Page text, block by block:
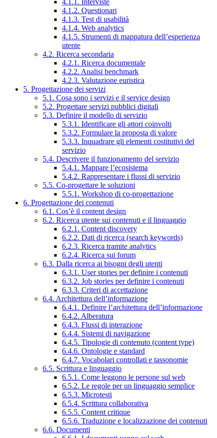
4.1.1. Interviste
4.1.2. Questionari
4.1.3. Test di usabilità
4.1.4. Web analytics
4.1.5. Strumenti di mappatura dell’esperienza
utente
4.2. Ricerca secondaria
4.2.1. Ricerca documentale
4.2.2. Analisi benchmark
4.2.3. Valutazione euristica
5. Progettazione dei servizi
5.1. Cosa sono i servizi e il service design
5.2. Progettare servizi pubblici digitali
5.3. Definire il modello di servizio
5.3.1. Identificare gli attori coinvolti
5.3.2. Formulare la proposta di valore
5.3.3. Inquadrare gli elementi costitutivi del
servizio
5.4. Descrivere il funzionamento del servizio
5.4.1. Mappare l’ecosistema
5.4.2. Rappresentare i flussi di servizio
5.5. Co-progettare le soluzioni
5.5.1. Workshop di co-progettazione
6. Progettazione dei contenuti
6.1. Cos’è il content design
6.2. Ricerca utente sui contenuti e il linguaggio
6.2.1. Content discovery
6.2.2. Dati di ricerca (search keywords)
6.2.3. Ricerca tramite analytics
6.2.4. Ricerca sui forum
6.3. Dalla ricerca ai bisogni degli utenti
6.3.1. User stories per definire i contenuti
6.3.2. Job stories per definire i contenuti
6.3.3. Criteri di accettazione
6.4. Architettura dell’informazione
6.4.1. Definire l’architettura dell’informazione
6.4.2. Alberatura
6.4.3. Flussi di interazione
6.4.4. Sistemi di navigazione
6.4.5. Tipologie di contenuto (content type)
6.4.6. Ontologie e standard
6.4.7. Vocabolari controllati e tassonomie
6.5. Scrittura e linguaggio
6.5.1. Come leggono le persone sul web
6.5.2. Le regole per un linguaggio semplice
6.5.3. Microtesti
6.5.4. Scrittura collaborativa
6.5.5. Content critique
6.5.6. Traduzione e localizzazione dei contenuti
6.6. Documenti